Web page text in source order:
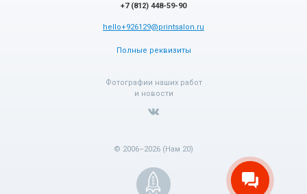
+7 (812) 448-59-90
hello+926129@printsalon.ru
Полные реквизиты
Фотографии наших работ
и новости
© 2006–2026 (Нам 20)